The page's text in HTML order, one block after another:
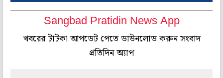
Sangbad Pratidin News App
খবরের টাটকা আপডেট পেতে ডাউনলোড করুন সংবাদ
প্রতিদিন অ্যাপ